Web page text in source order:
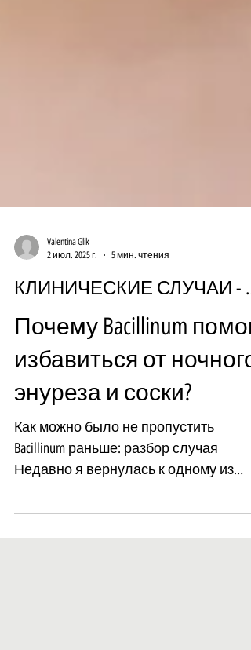
2 июл. 2025 г.
5 мин. чтения
КЛИНИЧЕСКИЕ СЛУЧАИ - ДЕТИ
Почему Bacillinum помог
избавиться от ночного
энуреза и соски?
Как можно было не пропустить
Bacillinum раньше: разбор случая
меня...